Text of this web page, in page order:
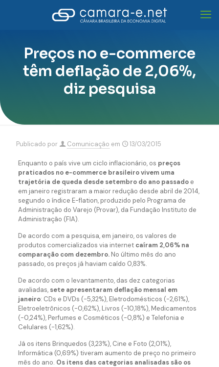
Preços no e-commerce
têm deflação de 2,06%,
diz pesquisa
Publicado por Comunicação em 13/03/2015
Enquanto o país vive um ciclo inflacionário, os preços
praticados no e-commerce brasileiro vivem uma
trajetória de queda desde setembro do ano passadoe
em janeiro registraram a maior redução desde abril de 2014,
segundo o índice E-flation, produzido pelo Programa de
Administração do Varejo (Provar), da Fundação Instituto de
Administração (FIA).
De acordo com a pesquisa, em janeiro, os valores de
produtos comercializados via internet caíram 2,06% na
comparação com dezembro.No último mês do ano
passado, os preços já haviam caído 0,83%.
De acordo com o levantamento, das dez categorias
avaliadas,sete apresentaram deflação mensal em
janeiro: CDs e DVDs (-5,32%), Eletrodomésticos (-2,61%),
Eletroeletrônicos (-0,62%), Livros (-10,18%), Medicamentos
(-0,24%), Perfumes e Cosméticos (-0,8%) e Telefonia e
Celulares (-1,62%).
Já os itens Brinquedos (3,23%), Cine e Foto (2,01%),
Informática (0,69%) tiveram aumento de preço no primeiro
mês do ano. Os itens das categorias analisadas são os